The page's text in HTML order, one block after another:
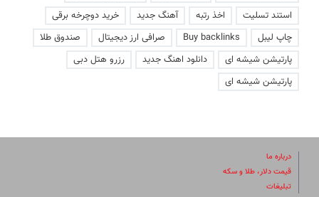
استند تسلیت
اخذ رتبه آهنگ جدید
خرید دوچرخه برقی
چاپ لیبل
Buy backlinks صرافی ارز دیجیتال
صندوق طلا
پارتیشن شیشه ای
دانلود اهنگ جدید
رزرو هتل دبی
پارتیشن شیشه ای
درباره ما
قیمت دلار، طلا و سکه
تبلیغات